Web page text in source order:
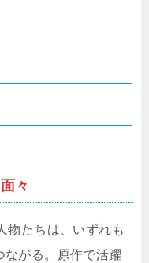
々
物たちは、いずれも
ながる。原作で活躍